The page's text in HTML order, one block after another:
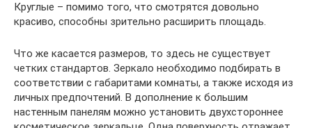
Круглые – помимо того, что смотрятся довольно
красиво, способны зрительно расширить площадь.
Что же касается размеров, то здесь не существует
четких стандартов. Зеркало необходимо подбирать в
соответствии с габаритами комнаты, а также исходя из
личных предпочтений. В дополнение к большим
настенным панелям можно установить двухстороннее